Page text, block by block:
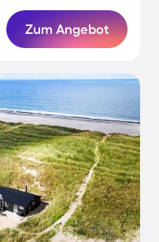
Zum Angebot